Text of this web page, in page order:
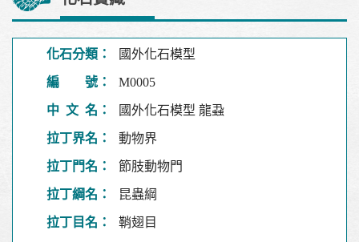
化石分類： 國外化石模型
編 號： M0005
中 文 名： 國外化石模型 龍蝨
拉丁界名： 動物界
拉丁門名： 節肢動物門
拉丁綱名： 昆蟲綱
拉丁目名： 鞘翅目